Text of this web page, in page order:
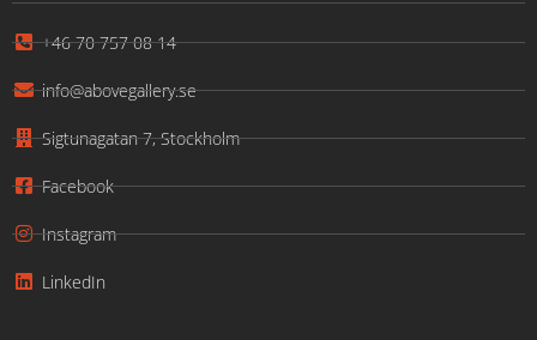
+46 70 757 08 14
info@abovegallery.se
Sigtunagatan 7, Stockholm
Facebook
Instagram
LinkedIn